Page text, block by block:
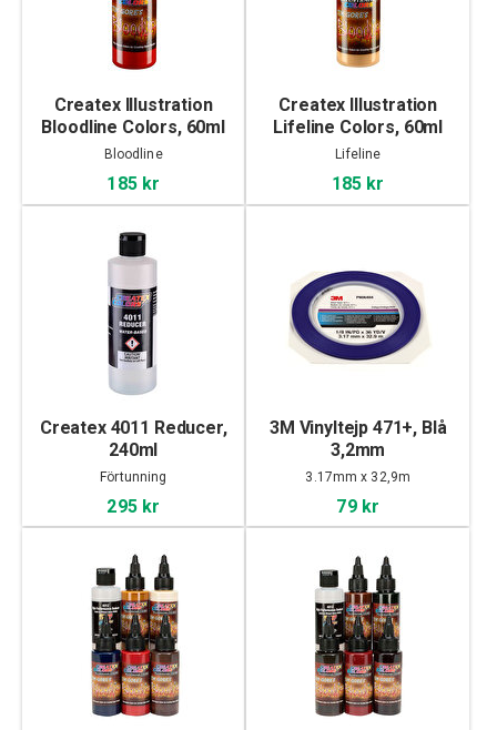
Createx Illustration
Bloodline Colors, 60ml
Bloodline
185 kr
Createx Illustration
Lifeline Colors, 60ml
Lifeline
185 kr
Createx 4011 Reducer,
240ml
Förtunning
295 kr
3M Vinyltejp 471+, Blå
3,2mm
3.17mm x 32,9m
79 kr